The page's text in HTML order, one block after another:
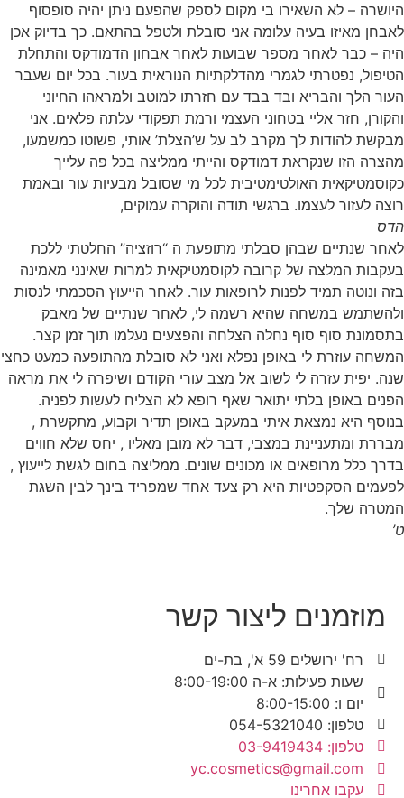
היושרה – לא השאירו בי מקום לספק שהפעם ניתן יהיה סופסוף
לאבחן מאיזו בעיה עלומה אני סובלת ולטפל בהתאם. כך בדיוק אכן
היה – כבר לאחר מספר שבועות לאחר אבחון הדמודקס והתחלת
הטיפול, נפטרתי לגמרי מהדלקתיות הנוראית בעור. בכל יום שעבר
העור הלך והבריא ובד בבד עם חזרתו למוטב ולמראהו החיוני
והקורן, חזר אליי בטחוני העצמי ורמת תפקודי עלתה פלאים. אני
מבקשת להודות לך מקרב לב על ש’הצלת’ אותי, פשוטו כמשמעו,
מהצרה הזו שנקראת דמודקס והייתי ממליצה בכל פה עלייך
כקוסמטיקאית האולטימטיבית לכל מי שסובל מבעיות עור ובאמת
רוצה לעזור לעצמו. ברגשי תודה והוקרה עמוקים,
הדס
לאחר שנתיים שבהן סבלתי מתופעת ה “רוזציה” החלטתי ללכת
בעקבות המלצה של קרובה לקוסמטיקאית למרות שאינני מאמינה
בזה ונוטה תמיד לפנות לרופאות עור. לאחר הייעוץ הסכמתי לנסות
ולהשתמש במשחה שהיא רשמה לי, לאחר שנתיים של מאבק
בתסמונת סוף סוף נחלה הצלחה והפצעים נעלמו תוך זמן קצר.
המשחה עוזרת לי באופן נפלא ואני לא סובלת מהתופעה כמעט כחצי
שנה. יפית עזרה לי לשוב אל מצב עורי הקודם ושיפרה לי את מראה
הפנים באופן בלתי יתואר שאף רופא לא הצליח לעשות לפניה.
בנוסף היא נמצאת איתי במעקב באופן תדיר וקבוע, מתקשרת ,
מבררת ומתעניינת במצבי, דבר לא מובן מאליו , יחס שלא חווים
בדרך כלל מרופאים או מכונים שונים. ממליצה בחום לגשת לייעוץ ,
לפעמים הסקפטיות היא רק צעד אחד שמפריד בינך לבין השגת
המטרה שלך.
ט’
מוזמנים ליצור קשר
רח' ירושלים 59 א', בת-ים
שעות פעילות: א-ה 8:00-19:00
יום ו: 8:00-15:00
טלפון: 054-5321040
טלפון: 03-9419434
yc.cosmetics@gmail.com
עקבו אחרינו